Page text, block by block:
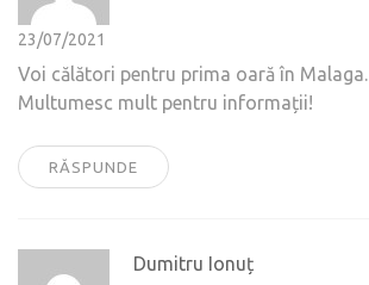
23/07/2021
Voi călători pentru prima oară în Malaga.
Multumesc mult pentru informații!
RĂSPUNDE
Dumitru Ionuț